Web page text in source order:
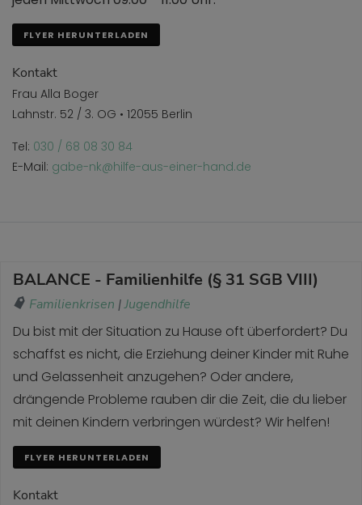
FLYER HERUNTERLADEN
Kontakt
Frau Alla Boger
Lahnstr. 52 / 3. OG • 12055 Berlin
Tel: 030 / 68 08 30 84
E-Mail: gabe-nk@hilfe-aus-einer-hand.de
BALANCE - Familienhilfe (§ 31 SGB VIII)
Familienkrisen |Jugendhilfe
Du bist mit der Situation zu Hause oft überfordert? Du
schaffst es nicht, die Erziehung deiner Kinder mit Ruhe
und Gelassenheit anzugehen? Oder andere,
drängende Probleme rauben dir die Zeit, die du lieber
mit deinen Kindern verbringen würdest? Wir helfen!
FLYER HERUNTERLADEN
Kontakt